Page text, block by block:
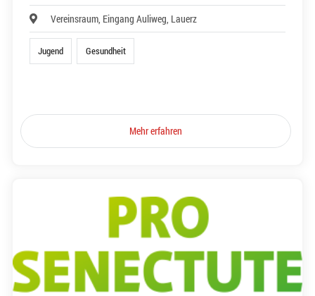
Vereinsraum, Eingang Auliweg, Lauerz
Jugend Gesundheit
Mehr erfahren